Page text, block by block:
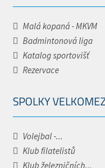
Malá kopaná - MKVM
Badmintonová liga
Katalog sportovišť
Rezervace
SPOLKY
Volejbal -...
Klub filatelistů
Klub železničních...